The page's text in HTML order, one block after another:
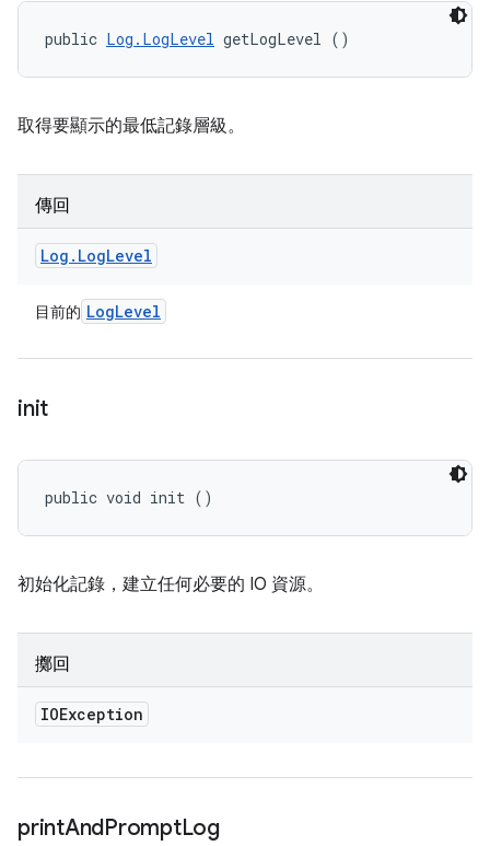
public Log.LogLevel getLogLevel ()
取得要顯示的最低記錄層級。
傳回
Log . LogLevel
目前的 LogLevel
init
public void init ()
初始化記錄，建立任何必要的 IO 資源。
擲回
IOException
printAndPromptLog